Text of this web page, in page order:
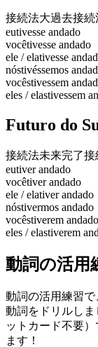
接続法大過去接続
eutivesse andado
vocêtivesse andado
ele / elativesse
nóstivéssemos
vocêstivessem
eles / elastivessem
Futuro do
接続法未来完了接
eutiver andado
vocêtiver andado
ele / elativer andado
nóstivermos andado
vocêstiverem andado
eles / elastiverem
動詞の活用
動詞の活用練習
動詞をドリルし
ットカード不要
ます！